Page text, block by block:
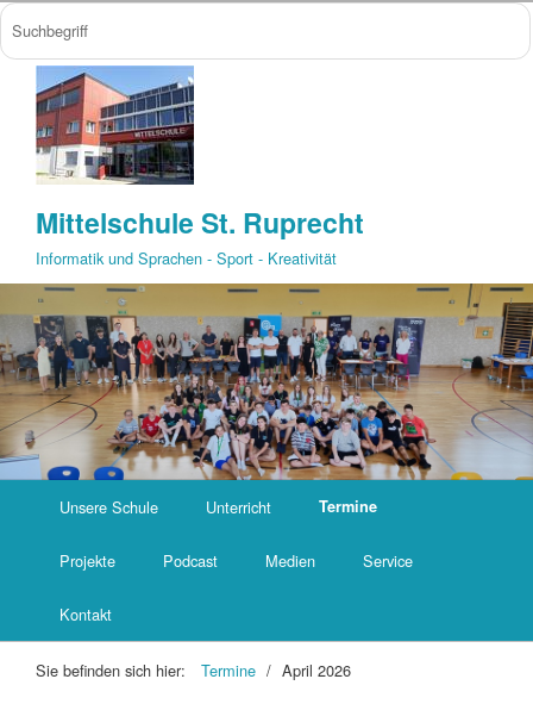
Mittelschule St. Ruprecht
Informatik und Sprachen - Sport - Kreativität
Unsere Schule Unterricht Termine
Projekte Podcast Medien Service
Kontakt
Sie befinden sich hier: Termine / April 2026